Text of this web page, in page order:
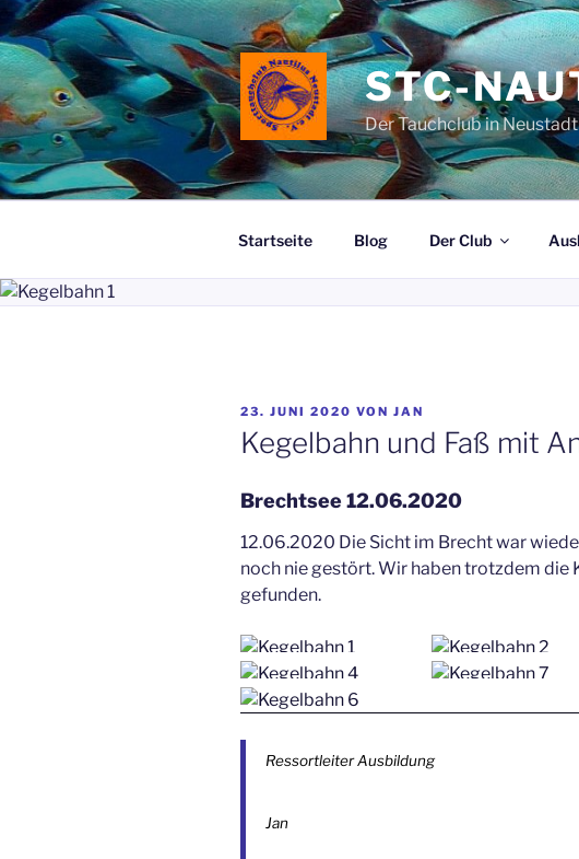
Zum
Inhalt
springen
STC-
Der Tauchclub in
Startseite Blog Der Club
VERÖFFENTLICHT
AM
23. JUNI 2020 VON JAN
Kegelbahn und Faß mit
Brechtsee 12.06.2020
12.06.2020 Die Sicht im Brecht war
noch nie gestört. Wir haben trotzdem die
gefunden.
Ressortleiter Ausbildung
Jan